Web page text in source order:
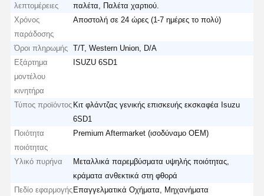
λεπτομέρειες
παλέτα, Παλέτα χαρτιού.
Χρόνος
παράδοσης
Αποστολή σε 24 ώρες (1-7 ημέρες το πολύ)
Όροι πληρωμής
Τ/Τ, Western Union, D/A
Εξάρτημα
μοντέλου
κινητήρα
ISUZU 6SD1
Τύπος προϊόντος Κιτ φλάντζας γενικής επισκευής εκσκαφέα Isuzu
6SD1
Ποιότητα
ποιότητας
Premium Aftermarket (ισοδύναμο OEM)
Υλικό πυρήνα
Μεταλλικά παρεμβύσματα υψηλής ποιότητας,
κράματα ανθεκτικά στη φθορά
Πεδίο εφαρμογής Επαγγελματικά Οχήματα, Μηχανήματα